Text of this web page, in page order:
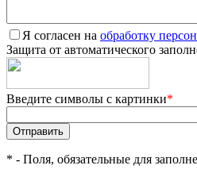
Я согласен на обработку
Защита от автоматического
Введите символы с картинки*
* - Поля, обязательные для